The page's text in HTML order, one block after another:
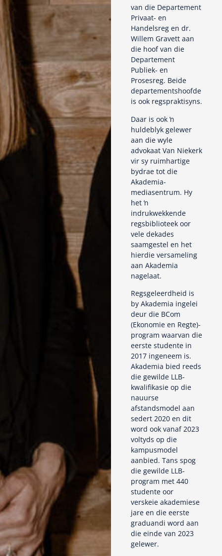
van die Departement
Privaat- en
Handelsreg en dr.
Willem Gravett aan
die hoof van die
Departement
Publiek- en
Prosesreg. Beide
departementshoofde
is ook regspraktisyns.
Daar is ook ŉ
huldeblyk gelewer
aan die wyle
advokaat Van Niekerk
vir sy ruimhartige
bydrae tot die
Akademia-
mediasentrum. Hy
het ŉ
indrukwekkende
regsbiblioteek oor
vele dekades
saamgestel en het
hierdie versameling
aan Akademia
nagelaat.
Regsgeleerdheid is
by Akademia ingelei
deur die BCom
(Ekonomie en Regte)-
program waarvan die
eerste studente in
2017 ingeneem is.
Akademia bied reeds
die gewilde LLB-
kwalifikasie op die
nauurse
afstandsmodel aan
sedert 2020 en dit
word ook vanaf 2023
voltyds op die
kampusmodel
aanbied. Tans spog
die gewilde LLB-
program met 440
studente oor
verskeie akademiese
jare en die eerste
graduandi word aan
die einde van 2023
gelewer.